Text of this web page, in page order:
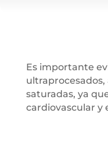
Es importante
ultraprocesados,
saturadas, ya
cardiovascular y